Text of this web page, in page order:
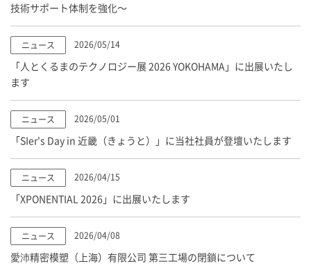
技術サポート体制を強化～
ニュース 2026/05/14
「人とくるまのテクノロジー展 2026 YOKOHAMA」に出展いたし
ます
ニュース 2026/05/01
「SIer's Day in 近畿（きょうと）」に当社社員が登壇いたします
ニュース 2026/04/15
「XPONENTIAL 2026」に出展いたします
ニュース 2026/04/08
愛沛精密模塑（上海）有限公司 第三工場の閉鎖について